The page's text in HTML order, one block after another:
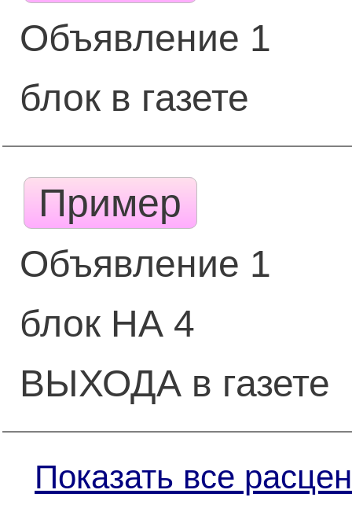
Объявление 1
блок в газете
Пример
Объявление 1
блок НА 4
ВЫХОДА в газете
Показать все